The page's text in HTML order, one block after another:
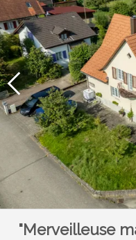
"Merveilleuse